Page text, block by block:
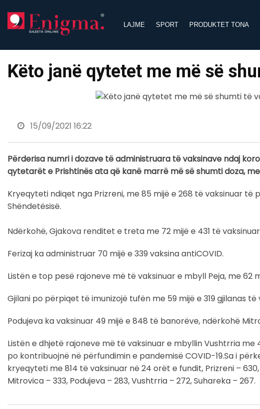
content
LAJME SPORT PRODUKTET TONA
Këto janë qytetet me më së
15/09/2021 16:22
Përderisa numri i dozave të administruara të vaksinave ndaj
qytetarët e Prishtinës ata që kanë marrë më së shumti doza, me
Kryeqyteti ndiqet nga Prizreni, me 85 mijë e 268 të vaksinuar të
Shëndetësisë.
Ndërkohë, Gjakova renditet e treta me 72 mijë e 431 të
Ferizaj ka administruar 70 mijë e 339 vaksina antiCOVID.
Listën e top pesë rajoneve më të vaksinuar e mbyll Peja, me 62
Gjilani po përpiqet të imunizojë tufën me 59 mijë e 319 gjilanas të
Podujeva ka vaksinuar 49 mijë e 848 të banorëve, ndërkohë
Listën e dhjetë rajoneve më të vaksinuar e mbyllin Vushtrria
po kontribuojnë në përfundimin e pandemisë COVID-19.Sa i
kryeqyteti me 814 të vaksinuar në 24 orët e fundit, Prizreni – 630,
Mitrovica – 333, Podujeva – 283, Vushtrria – 272, Suhareka – 267.